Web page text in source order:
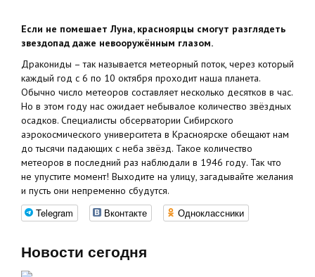
Если не помешает Луна, красноярцы смогут разглядеть
звездопад даже невооружённым глазом.
Дракониды – так называется метеорный поток, через который
каждый год с 6 по 10 октября проходит наша планета.
Обычно число метеоров составляет несколько десятков в час.
Но в этом году нас ожидает небывалое количество звёздных
осадков. Специалисты обсерватории Сибирского
аэрокосмического университета в Красноярске обещают нам
до тысячи падающих с неба звёзд. Такое количество
метеоров в последний раз наблюдали в 1946 году. Так что
не упустите момент! Выходите на улицу, загадывайте желания
и пусть они непременно сбудутся.
Telegram Вконтакте Одноклассники
Новости сегодня